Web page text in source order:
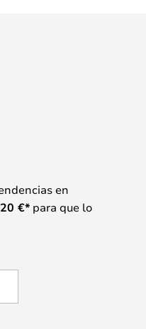
en
20 €*para que lo